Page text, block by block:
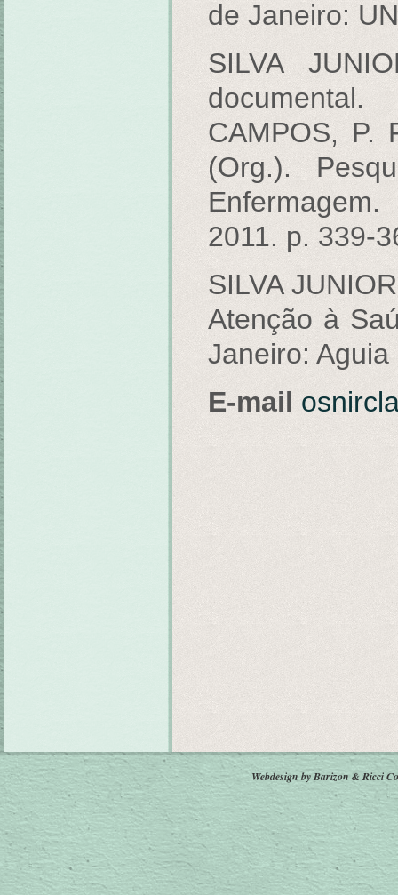
de Janeiro:
SILVA
CAMPOS, P.
(Org.).
2011. p. 339-
SILVA
Atenção à
Janeiro:
E-mail
Webdesign by Barizon & Ricci